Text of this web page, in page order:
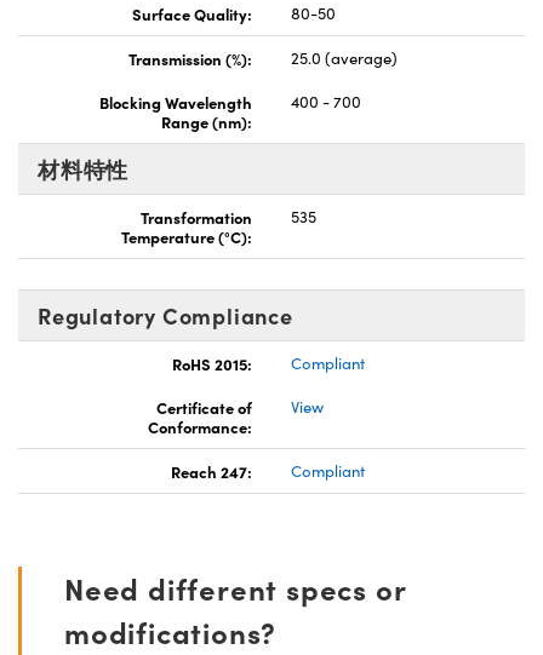
Surface Quality:
80-50
Transmission (%):
25.0 (average)
Blocking Wavelength
Range (nm):
400 - 700
材料特性
Transformation
Temperature (°C):
535
Regulatory Compliance
RoHS 2015:
Compliant
Certificate of
Conformance:
View
Reach 247: Compliant
Need different specs or
modifications?